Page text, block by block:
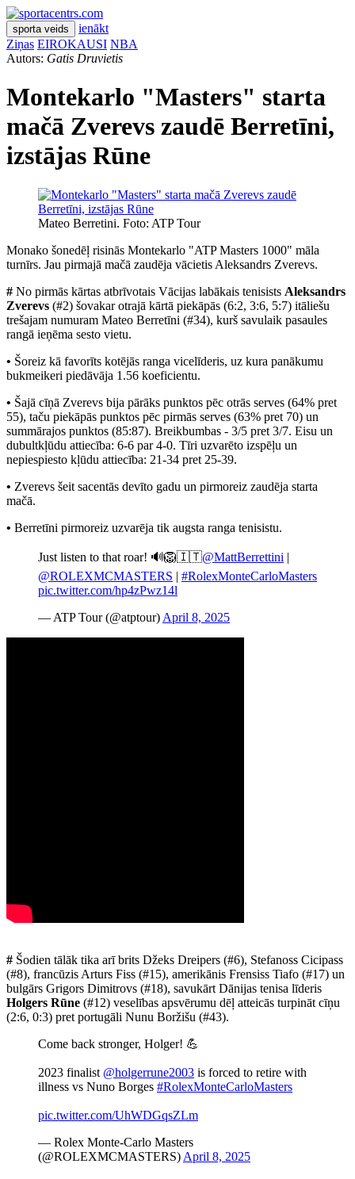
sporta veids
ienākt
Ziņas EIROKAUSI NBA
Autors: Gatis Druvietis
Montekarlo "Masters" starta
mačā Zverevs zaudē Berretīni,
izstājas Rūne
Mateo Berretini. Foto: ATP Tour
Monako šonedēļ risinās Montekarlo "ATP Masters 1000" māla
turnīrs. Jau pirmajā mačā zaudēja vācietis Aleksandrs Zverevs.
# No pirmās kārtas atbrīvotais Vācijas labākais tenisists Aleksandrs
Zverevs (#2) šovakar otrajā kārtā piekāpās (6:2, 3:6, 5:7) itāliešu
trešajam numuram Mateo Berretīni (#34), kurš savulaik pasaules
rangā ieņēma sesto vietu.
• Šoreiz kā favorīts kotējās ranga vicelīderis, uz kura panākumu
bukmeikeri piedāvāja 1.56 koeficientu.
• Šajā cīņā Zverevs bija pārāks punktos pēc otrās serves (64% pret
55), taču piekāpās punktos pēc pirmās serves (63% pret 70) un
summārajos punktos (85:87). Breikbumbas - 3/5 pret 3/7. Eisu un
dubultkļūdu attiecība: 6-6 par 4-0. Tīri uzvarēto izspēļu un
nepiespiesto kļūdu attiecība: 21-34 pret 25-39.
• Zverevs šeit sacentās devīto gadu un pirmoreiz zaudēja starta
mačā.
• Berretīni pirmoreiz uzvarēja tik augsta ranga tenisistu.
Just listen to that roar! 🔊🦁🇮🇹@MattBerrettini |
@ROLEXMCMASTERS | #RolexMonteCarloMasters
pic.twitter.com/hp4zPwz14l
— ATP Tour (@atptour) April 8, 2025
# Šodien tālāk tika arī brits Džeks Dreipers (#6), Stefanoss Cicipass
(#8), francūzis Arturs Fiss (#15), amerikānis Frensiss Tiafo (#17) un
bulgārs Grigors Dimitrovs (#18), savukārt Dānijas tenisa līderis
Holgers Rūne (#12) veselības apsvērumu dēļ atteicās turpināt cīņu
(2:6, 0:3) pret portugāli Nunu Boržišu (#43).
Come back stronger, Holger! 💪
2023 finalist @holgerrune2003 is forced to retire with
illness vs Nuno Borges #RolexMonteCarloMasters
pic.twitter.com/UhWDGqsZLm
— Rolex Monte-Carlo Masters
(@ROLEXMCMASTERS) April 8, 2025